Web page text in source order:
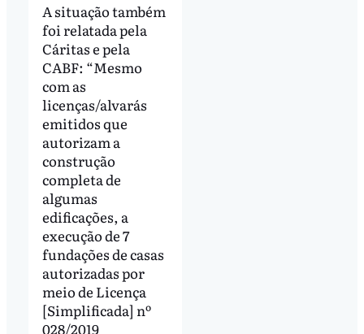
A situação também
foi relatada pela
Cáritas e pela
CABF: “Mesmo
com as
licenças/alvarás
emitidos que
autorizam a
construção
completa de
algumas
edificações, a
execução de 7
fundações de casas
autorizadas por
meio de Licença
[Simplificada] nº
028/2019